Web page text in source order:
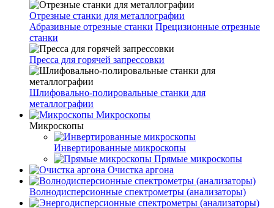
Отрезные станки для металлографии
Абразивные отрезные станки Прецизионные отрезные
станки
Пресса для горячей запрессовки
Шлифовально-полировальные станки для
металлографии
Микроскопы
Микроскопы
Инвертированные микроскопы
Прямые микроскопы
Очистка аргона
Волнодисперсионные спектрометры (анализаторы)